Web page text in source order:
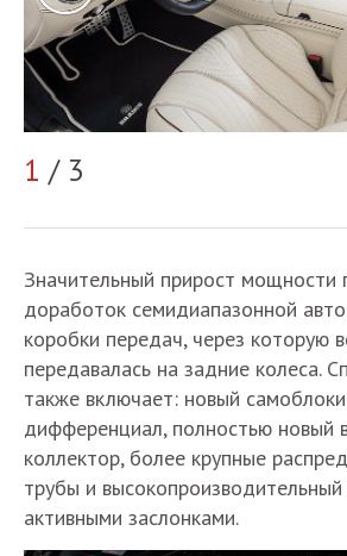
1 / 3
Значительный прирост мощности
доработок семидиапазонной
коробки передач, через которую
передавалась на задние колеса.
также включает: новый
дифференциал, полностью новый
коллектор, более крупные
трубы и
активными заслонками.